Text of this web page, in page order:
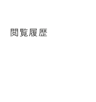
閲覧履歴